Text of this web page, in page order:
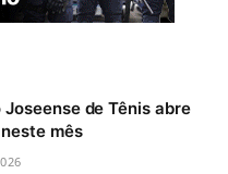
de Tênis abre
mês